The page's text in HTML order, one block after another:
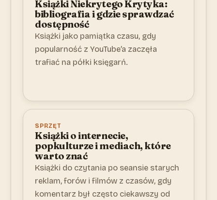
Książki Niekrytego Krytyka:
bibliografia i gdzie sprawdzać
dostępność
Książki jako pamiątka czasu, gdy
popularność z YouTube’a zaczęła
trafiać na półki księgarń.
SPRZĘT
Książki o internecie,
popkulturze i mediach, które
warto znać
Książki do czytania po seansie starych
reklam, forów i filmów z czasów, gdy
komentarz był często ciekawszy od